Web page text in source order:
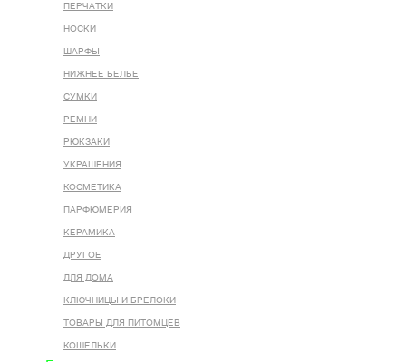
ПЕРЧАТКИ
НОСКИ
ШАРФЫ
НИЖНЕЕ БЕЛЬЕ
СУМКИ
РЕМНИ
РЮКЗАКИ
УКРАШЕНИЯ
КОСМЕТИКА
ПАРФЮМЕРИЯ
КЕРАМИКА
ДРУГОЕ
ДЛЯ ДОМА
КЛЮЧНИЦЫ И БРЕЛОКИ
ТОВАРЫ ДЛЯ ПИТОМЦЕВ
КОШЕЛЬКИ